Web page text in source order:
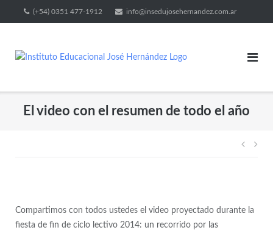
(+54) 0351 477-1912 info@insedujosehernandez.com.ar
El video con el resumen de todo el año
Compartimos con todos ustedes el video proyectado durante la
fiesta de fin de ciclo lectivo 2014: un recorrido por las